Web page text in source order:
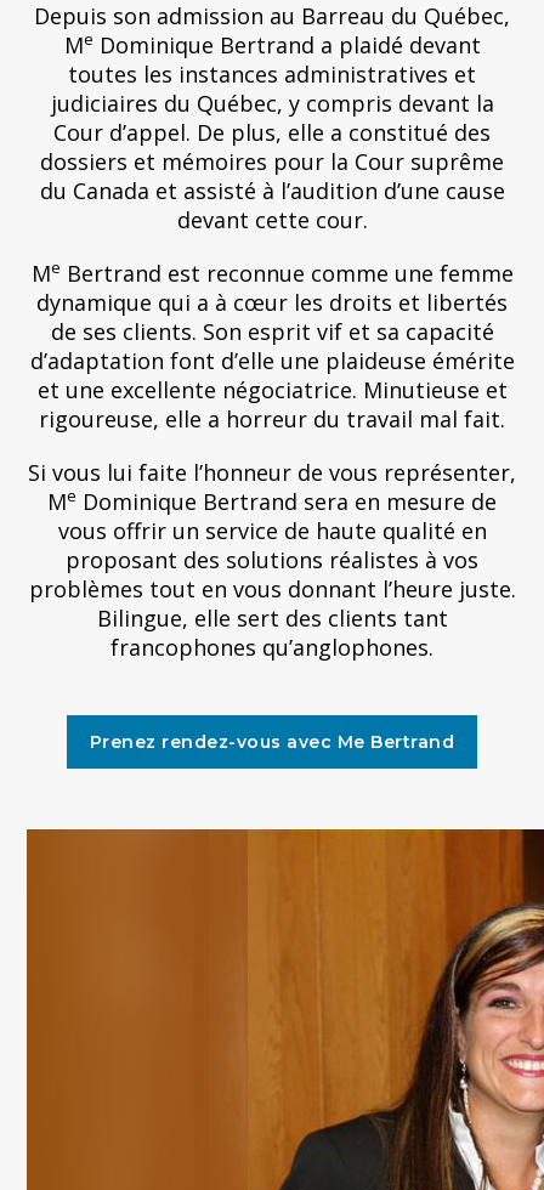
Depuis son admission au Barreau du Québec,
Me Dominique Bertrand a plaidé devant
toutes les instances administratives et
judiciaires du Québec, y compris devant la
Cour d’appel. De plus, elle a constitué des
dossiers et mémoires pour la Cour suprême
du Canada et assisté à l’audition d’une cause
devant cette cour.
Me Bertrand est reconnue comme une femme
dynamique qui a à cœur les droits et libertés
de ses clients. Son esprit vif et sa capacité
d’adaptation font d’elle une plaideuse émérite
et une excellente négociatrice. Minutieuse et
rigoureuse, elle a horreur du travail mal fait.
Si vous lui faite l’honneur de vous représenter,
Me Dominique Bertrand sera en mesure de
vous offrir un service de haute qualité en
proposant des solutions réalistes à vos
problèmes tout en vous donnant l’heure juste.
Bilingue, elle sert des clients tant
francophones qu’anglophones.
Prenez rendez-vous avec Me Bertrand